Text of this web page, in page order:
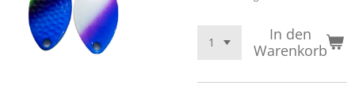
In den
Warenkorb